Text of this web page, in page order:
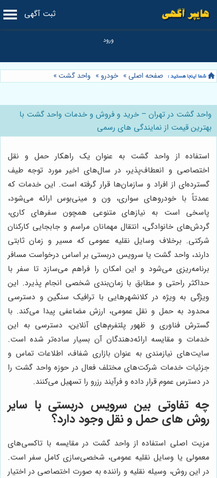
ثبت آگهی
صفحه اصلی » خودرو » واحد گشت»
واحد گشت در تهران – خرید و فروش و خدمات واحد گشت با
بهترین قیمت از نمایندگی های رسمی
استفاده از واحد گشت به عنوان یک راهکار حمل و نقل
اختصاصی و انعطاف‌پذیر، در سال‌های اخیر مورد توجه طیف
گسترده‌ای از افراد و سازمان‌ها قرار گرفته است. این خدمات که
عمدتاً با خودروهای سواری، ون و مینی‌بوس ارائه می‌شود،
پاسخی است به نیازهای متنوعی همچون سفرهای کاری،
گردش‌های خانوادگی، انتقال مهمانان مراسم و جابجایی کارکنان
شرکتی. برخلاف وسایل نقلیه عمومی که مسیر و زمان ثابتی
دارند، واحد گشت یا سرویس دربستی بر اساس درخواست مسافر
برنامه‌ریزی می‌شود و این امکان را فراهم می‌سازد تا سفر با
حداکثر راحتی و مطابق با زمان‌بندی شخصی انجام پذیرد. این
ویژگی به ویژه در کلانشهرهایی با ترافیک سنگین و دسترسی
محدود به حمل و نقل عمومی، ارزش مضاعفی پیدا می‌کند. با
گسترش فناوری و ظهور پلتفرم‌های آنلاین، دسترسی به این
خدمات و مقایسه ارائه‌دهندگان آن بسیار ساده‌تر شده است.
سایت‌های نیازمندی به عنوان بازاری شفاف، اطلاعات تماس و
جزئیات خدمات شرکت‌های مختلف فعال در حوزه واحد گشت را
در دسترس عموم قرار داده و فرآیند رزرو را تسهیل می‌کنند.
چه تفاوتی بین سرویس دربستی با سایر
روش های حمل و نقل وجود دارد؟
مزیت اصلی استفاده از واحد گشت در مقایسه با تاکسی‌های
معمولی یا وسایل نقلیه عمومی، شخصی‌سازی کامل سفر است.
در این روش، وسیله نقلیه و راننده به صورت اختصاصی در اختیار